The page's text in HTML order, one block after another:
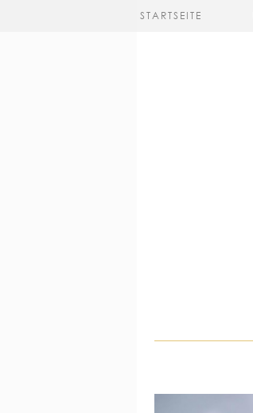
STARTSEITE